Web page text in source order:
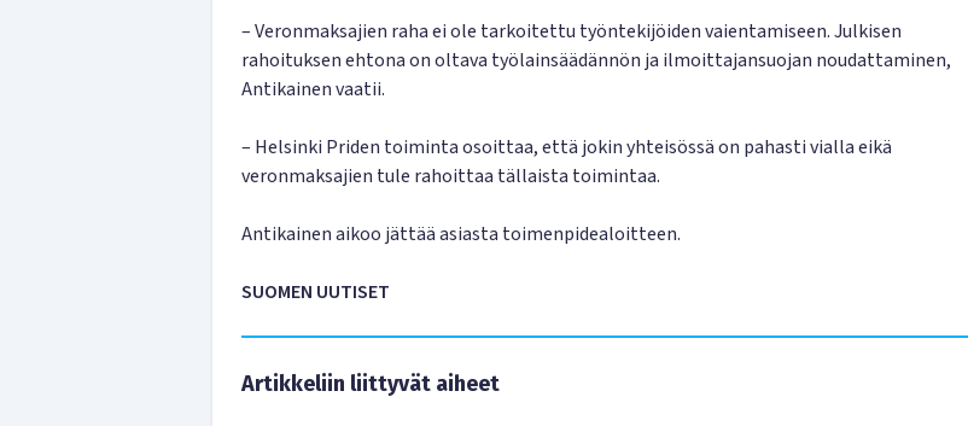
– Veronmaksajien raha ei ole tarkoitettu työntekijöiden vaientamiseen. Julkisen
rahoituksen ehtona on oltava työlainsäädännön ja ilmoittajansuojan noudattaminen,
Antikainen vaatii.
– Helsinki Priden toiminta osoittaa, että jokin yhteisössä on pahasti vialla eikä
veronmaksajien tule rahoittaa tällaista toimintaa.
Antikainen aikoo jättää asiasta toimenpidealoitteen.
SUOMEN UUTISET
Artikkeliin liittyvät aiheet